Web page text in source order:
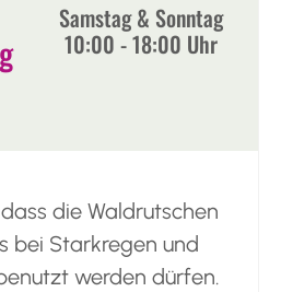
Samstag & Sonntag
10:00 - 18:00 Uhr​
die Waldrutschen
bei Starkregen und
werden dürfen.